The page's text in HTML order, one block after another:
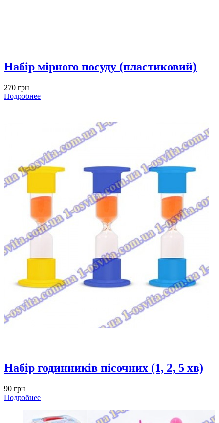
Набір мірного посуду (пластиковий)
270 грн
Подробнее
Набір годинників пісочних (1, 2, 5 хв)
90 грн
Подробнее